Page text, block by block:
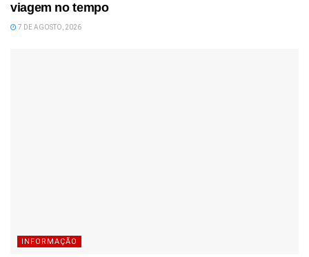
viagem no tempo
7 DE AGOSTO, 2026
INFORMAÇÃO